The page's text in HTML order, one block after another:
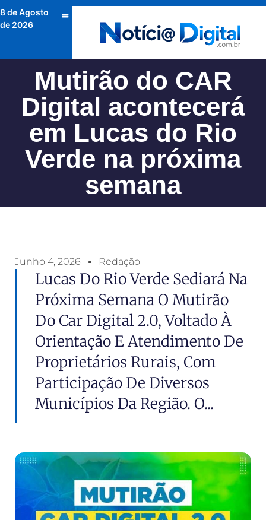
8 de Agosto
de 2026
Mutirão do CAR
Digital acontecerá
em Lucas do Rio
Verde na próxima
semana
Junho 4, 2026 Redação
Lucas Do Rio Verde Sediará Na
Próxima Semana O Mutirão
Do Car Digital 2.0, Voltado À
Orientação E Atendimento De
Proprietários Rurais, Com
Participação De Diversos
Municípios Da Região. O...